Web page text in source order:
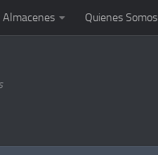
Almacenes Quienes Somos